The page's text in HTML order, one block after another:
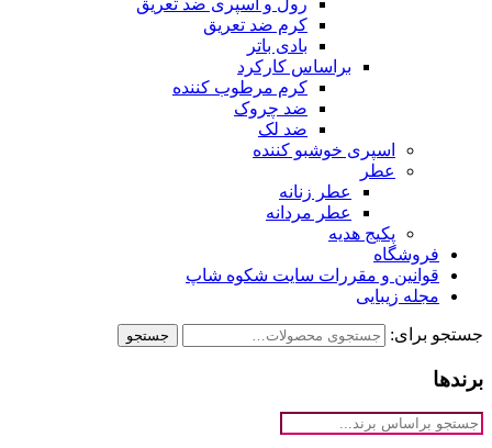
رول و اسپری ضد تعریق
کرم ضد تعریق
بادی باتر
براساس کارکرد
کرم مرطوب کننده
ضد چروک
ضد لک
اسپری خوشبو کننده
عطر
عطر زنانه
عطر مردانه
پکیج هدیه
فروشگاه
قوانین و مقررات سایت شکوه شاپ
مجله زیبایی
جستجو برای: جستجو
برندها